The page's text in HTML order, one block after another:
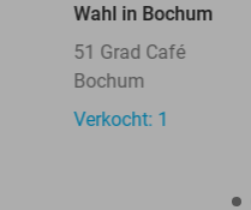
Wahl in Bochum
51 Grad Café
Bochum
Verkocht: 1